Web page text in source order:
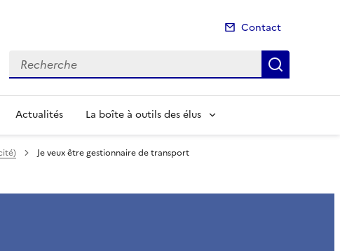
Contact
Recherche
Actualités La boîte à outils des élus
Je veux être gestionnaire de transport